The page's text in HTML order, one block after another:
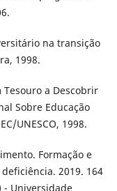
na transição
1998.
Tesouro a Descobrir
Sobre Educação
UNESCO, 1998.
Formação e
2019. 164
- Universidade